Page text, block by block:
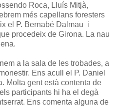
Roca, Lluís Mitjà,
més capellans foresters
el P. Bernabé Dalmau i
procedeix de Girona. La nau
a la sala de les trobades, a
Ens acull el P. Daniel
Molta gent està contenta de
participants hi ha el degà
Ens comenta alguna de